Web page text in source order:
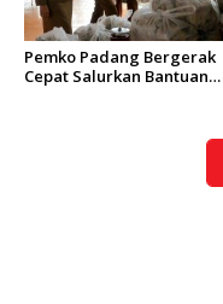
Pemko Padang Bergerak
Cepat Salurkan Bantuan